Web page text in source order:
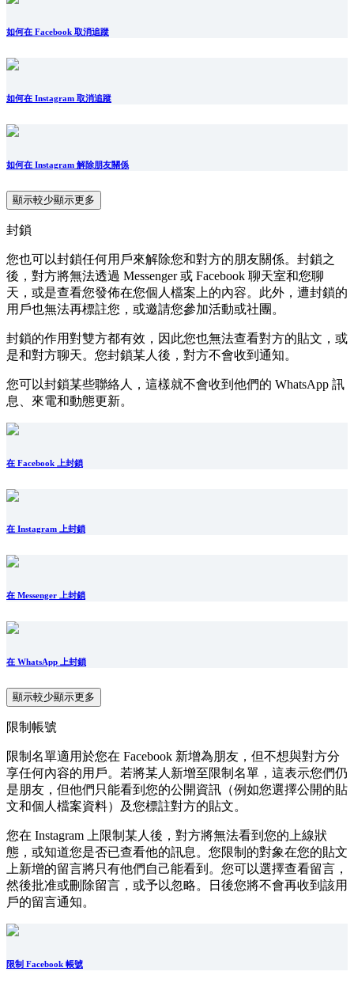
如何在 Facebook 取消追蹤
如何在 Instagram 取消追蹤
如何在 Instagram 解除朋友關係
顯示較少顯示更多
封鎖
您也可以封鎖任何用戶來解除您和對方的朋友關係。封鎖之
後，對方將無法透過 Messenger 或 Facebook 聊天室和您聊
天，或是查看您發佈在您個人檔案上的內容。此外，遭封鎖的
用戶也無法再標註您，或邀請您參加活動或社團。
封鎖的作用對雙方都有效，因此您也無法查看對方的貼文，或
是和對方聊天。您封鎖某人後，對方不會收到通知。
您可以封鎖某些聯絡人，這樣就不會收到他們的 WhatsApp 訊
息、來電和動態更新。
在 Facebook 上封鎖
在 Instagram 上封鎖
在 Messenger 上封鎖
在 WhatsApp 上封鎖
顯示較少顯示更多
限制帳號
限制名單適用於您在 Facebook 新增為朋友，但不想與對方分
享任何內容的用戶。若將某人新增至限制名單，這表示您們仍
是朋友，但他們只能看到您的公開資訊（例如您選擇公開的貼
文和個人檔案資料）及您標註對方的貼文。
您在 Instagram 上限制某人後，對方將無法看到您的上線狀
態，或知道您是否已查看他的訊息。您限制的對象在您的貼文
上新增的留言將只有他們自己能看到。您可以選擇查看留言，
然後批准或刪除留言，或予以忽略。日後您將不會再收到該用
戶的留言通知。
限制 Facebook 帳號